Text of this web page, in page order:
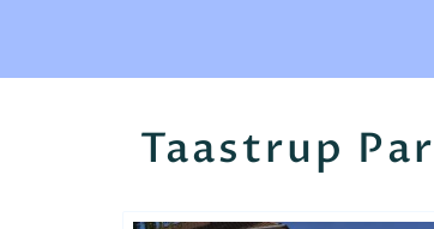
Taastrup